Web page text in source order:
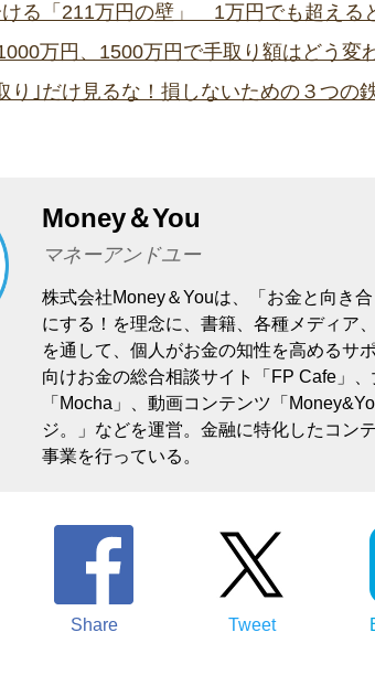
る「211万円の壁」 1万円でも超える
万円、1500万円で手取り額はどう変
り｣だけ見るな！損しないための３つの
Money＆You
マネーアンドユー
株式会社Money＆Youは、「お金と向き
にする！を理念に、書籍、各種メディア
を通して、個人がお金の知性を高めるサ
向けお金の総合相談サイト「FP Cafe」
「Mocha」、動画コンテンツ「
ジ。」などを運営。金融に特化したコン
事業を行っている。
Share Tweet